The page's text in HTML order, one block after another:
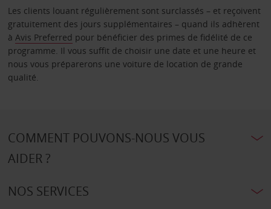
Les clients louant régulièrement sont surclassés – et reçoivent
gratuitement des jours supplémentaires – quand ils adhèrent
à Avis Preferred pour bénéficier des primes de fidélité de ce
programme. Il vous suffit de choisir une date et une heure et
nous vous préparerons une voiture de location de grande
qualité.
COMMENT POUVONS-NOUS VOUS
AIDER ?
NOS SERVICES